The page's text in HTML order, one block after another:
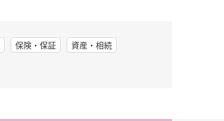
保険・保証
資産・相続